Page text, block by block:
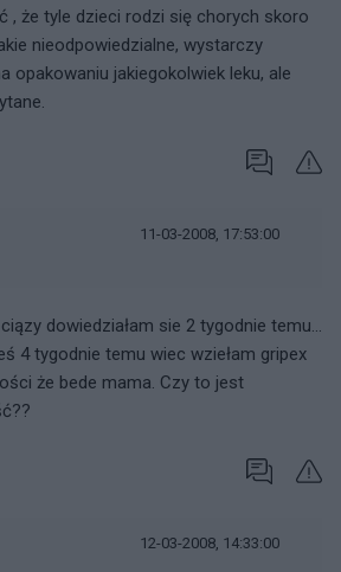
, że tyle dzieci rodzi się chorych skoro
nieodpowiedzialne, wystarczy
opakowaniu jakiegokolwiek leku, ale
11-03-2008, 17:53:00
dowiedziałam sie 2 tygodnie temu...
4 tygodnie temu wiec wziełam gripex
że bede mama. Czy to jest
12-03-2008, 14:33:00